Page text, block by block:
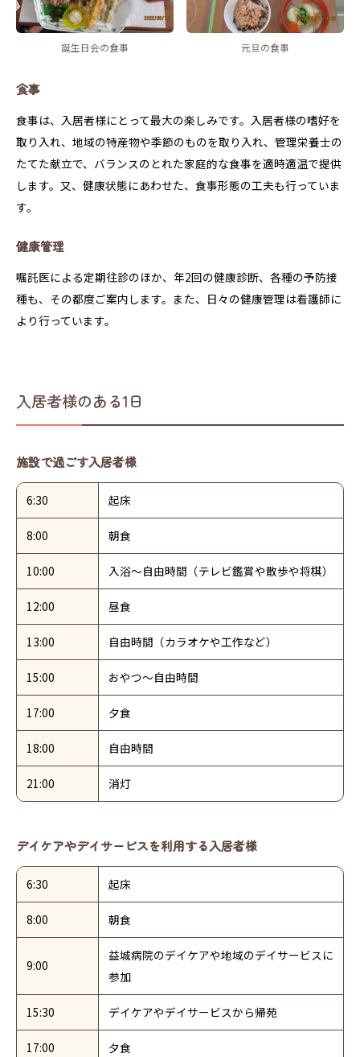
誕生日会の食事 元旦の食事
食事
食事は、入居者様にとって最大の楽しみです。入居者様の嗜好を
取り入れ、地域の特産物や季節のものを取り入れ、管理栄養士の
たてた献立で、バランスのとれた家庭的な食事を適時適温で提供
します。又、健康状態にあわせた、食事形態の工夫も行っていま
す。
健康管理
嘱託医による定期往診のほか、年2回の健康診断、各種の予防接
種も、その都度ご案内します。また、日々の健康管理は看護師に
より行っています。
入居者様のある1日
施設で過ごす入居者様
6:30 起床
8:00 朝食
10:00 入浴～自由時間（テレビ鑑賞や散歩や将棋）
12:00 昼食
13:00 自由時間（カラオケや工作など）
15:00 おやつ～自由時間
17:00 夕食
18:00 自由時間
21:00 消灯
デイケアやデイサービスを利用する入居者様
6:30 起床
8:00 朝食
9:00
益城病院のデイケアや地域のデイサービスに
参加
15:30 デイケアやデイサービスから帰苑
17:00 夕食